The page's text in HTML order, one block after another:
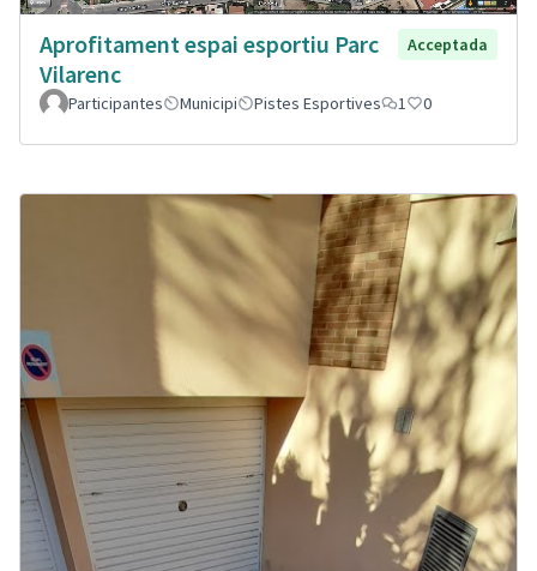
Aprofitament espai esportiu Parc
Vilarenc
Acceptada
Participantes Municipi Pistes Esportives 1 0